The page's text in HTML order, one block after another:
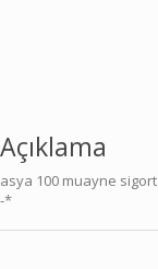
Açıklama
asya 100 muayne
-*